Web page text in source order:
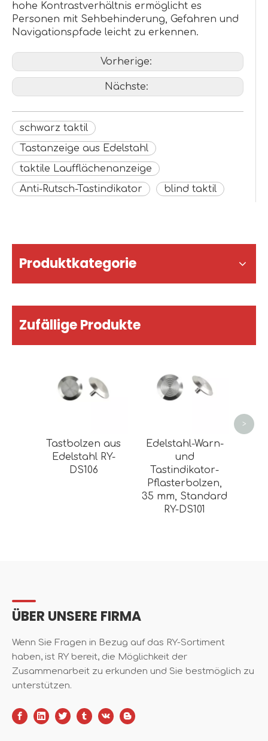
hohe Kontrastverhältnis ermöglicht es
Personen mit Sehbehinderung, Gefahren und
Navigationspfade leicht zu erkennen.
Vorherige:
Nächste:
schwarz taktil
Tastanzeige aus Edelstahl
taktile Laufflächenanzeige
Anti-Rutsch-Tastindikator
blind taktil
Produktkategorie
Zufällige Produkte
Tastbolzen aus
Edelstahl RY-
DS106
Edelstahl-Warn-
und
Tastindikator-
Pflasterbolzen,
35 mm, Standard
RY-DS101
>
ÜBER UNSERE FIRMA
Wenn Sie Fragen in Bezug auf das RY-Sortiment
haben, ist RY bereit, die Möglichkeit der
Zusammenarbeit zu erkunden und Sie bestmöglich zu
unterstützen.